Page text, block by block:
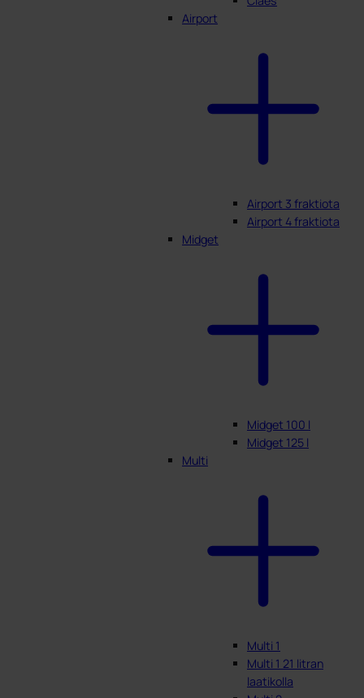
Airport
Airport 3 fraktiota
Airport 4 fraktiota
Midget
Midget 100 l
Midget 125 l
Multi
Multi 1
Multi 1 21 litran
laatikolla